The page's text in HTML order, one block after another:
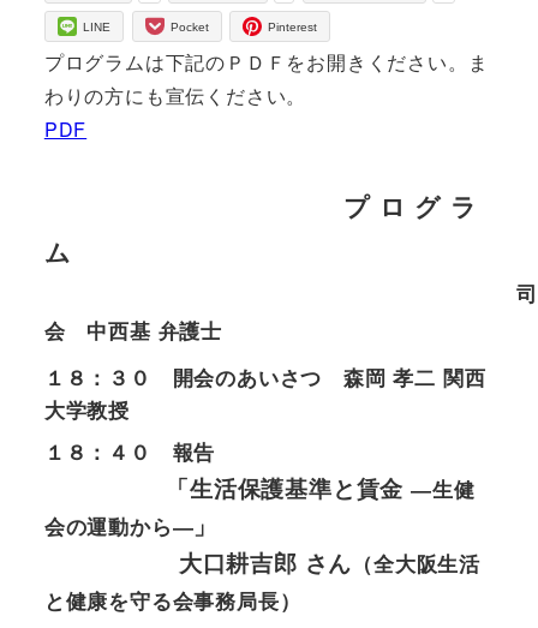
LINE Pocket Pinterest
プログラムは下記のＰＤＦをお開きください。ま
わりの方にも宣伝ください。
PDF
プ ロ グ ラ
ム
司
会 中西基 弁護士
１８：３０ 開会のあいさつ 森岡 孝二 関西
大学教授
１８：４０ 報告
「生活保護基準と賃金 ―生健
会の運動から― 」
大口耕吉郎 さん （全大阪生活
と健康を守る会事務局長）